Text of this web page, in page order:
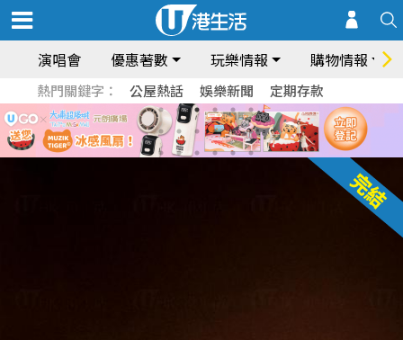
演唱會 優惠著數 玩樂情報 購物情報
熱門關鍵字： 公屋熱話 娛樂新聞 定期存款